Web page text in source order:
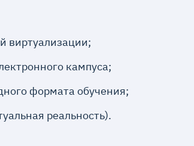
виртуализации;
кампуса;
формата обучения;
реальность).